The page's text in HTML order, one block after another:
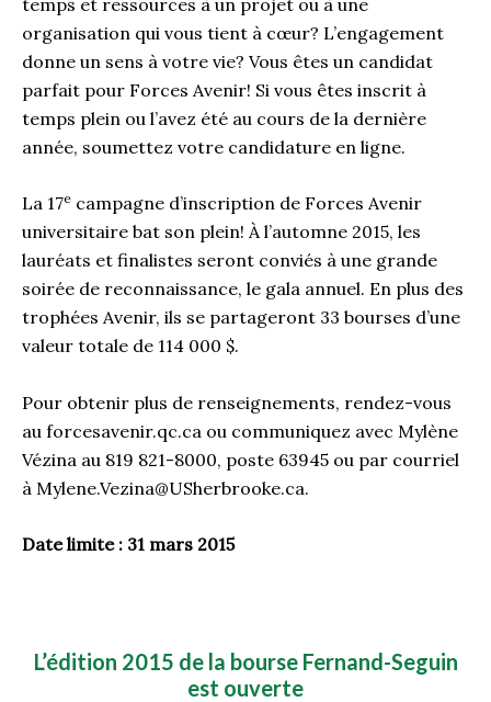
organisation qui vous tient à cœur? L’engagement
donne un sens à votre vie? Vous êtes un candidat
parfait pour Forces Avenir! Si vous êtes inscrit à
temps plein ou l’avez été au cours de la dernière
année, soumettez votre candidature en ligne.
La 17e campagne d’inscription de Forces Avenir
universitaire bat son plein! À l’automne 2015, les
lauréats et finalistes seront conviés à une grande
soirée de reconnaissance, le gala annuel. En plus des
trophées Avenir, ils se partageront 33 bourses d’une
valeur totale de 114 000 $.
Pour obtenir plus de renseignements, rendez-vous
au forcesavenir.qc.ca ou communiquez avec Mylène
Vézina au 819 821-8000, poste 63945 ou par courriel
à Mylene.Vezina@USherbrooke.ca.
Date limite : 31 mars 2015
L’édition 2015 de la bourse Fernand-Seguin
est ouverte